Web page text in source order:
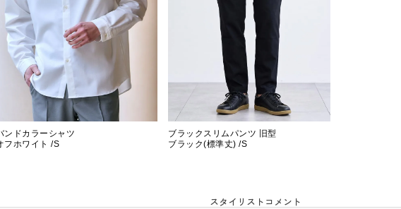
ンドカラーシャツ
フホワイト /S
ブラックスリムパンツ 旧型
ブラック(標準丈) /S
スタイリストコメント